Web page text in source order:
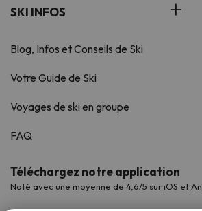
SKI INFOS
Blog, Infos et Conseils de Ski
Votre Guide de Ski
Voyages de ski en groupe
FAQ
Téléchargez notre application
Noté avec une moyenne de 4,6/5 sur iOS et